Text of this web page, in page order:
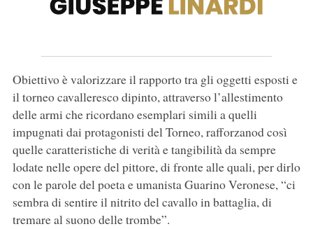
Obiettivo è valorizzare il rapporto tra gli oggetti esposti e
il torneo cavalleresco dipinto, attraverso l’allestimento
delle armi che ricordano esemplari simili a quelli
impugnati dai protagonisti del Torneo, rafforzanod così
quelle caratteristiche di verità e tangibilità da sempre
lodate nelle opere del pittore, di fronte alle quali, per dirlo
con le parole del poeta e umanista Guarino Veronese, “ci
sembra di sentire il nitrito del cavallo in battaglia, di
tremare al suono delle trombe”.